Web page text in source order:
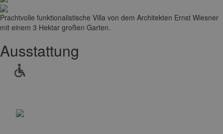
Prachtvolle funktionalistische Villa von dem Architekten Ernst Wiesner
mit einem 3 Hektar großen Garten.
Ausstattung